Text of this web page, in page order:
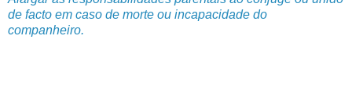
de facto em caso de morte ou incapacidade do
companheiro.